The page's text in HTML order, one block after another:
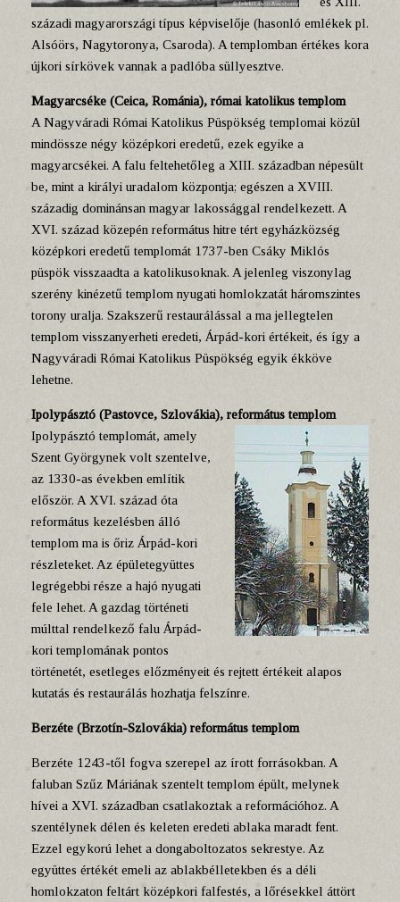
századi magyarországi típus képviselője (hasonló emlékek pl.
Alsóörs, Nagytoronya, Csaroda). A templomban értékes kora
újkori sírkövek vannak a padlóba süllyesztve.
Magyarcséke (Ceica, Románia), római katolikus templom
A Nagyváradi Római Katolikus Püspökség templomai közül
mindössze négy középkori eredetű, ezek egyike a
magyarcsékei. A falu feltehetőleg a XIII. században népesült
be, mint a királyi uradalom központja; egészen a XVIII.
századig dominánsan magyar lakossággal rendelkezett. A
XVI. század közepén református hitre tért egyházközség
középkori eredetű templomát 1737-ben Csáky Miklós
püspök visszaadta a katolikusoknak. A jelenleg viszonylag
szerény kinézetű templom nyugati homlokzatát háromszintes
torony uralja. Szakszerű restaurálással a ma jellegtelen
templom visszanyerheti eredeti, Árpád-kori értékeit, és így a
Nagyváradi Római Katolikus Püspökség egyik ékköve
lehetne.
Ipolypásztó (Pastovce, Szlovákia), református templom
Ipolypásztó templomát, amely
Szent Györgynek volt szentelve,
az 1330-as években említik
először. A XVI. század óta
református kezelésben álló
templom ma is őriz Árpád-kori
részleteket. Az épületegyüttes
legrégebbi része a hajó nyugati
fele lehet. A gazdag történeti
múlttal rendelkező falu Árpád-
kori templomának pontos
történetét, esetleges előzményeit és rejtett értékeit alapos
kutatás és restaurálás hozhatja felszínre.
Berzéte (Brzotín-Szlovákia) református templom
Berzéte 1243-től fogva szerepel az írott forrásokban. A
faluban Szűz Máriának szentelt templom épült, melynek
hívei a XVI. században csatlakoztak a reformációhoz. A
szentélynek délen és keleten eredeti ablaka maradt fent.
Ezzel egykorú lehet a dongaboltozatos sekrestye. Az
együttes értékét emeli az ablakbélletekben és a déli
homlokzaton feltárt középkori falfestés, a lőrésekkel áttört